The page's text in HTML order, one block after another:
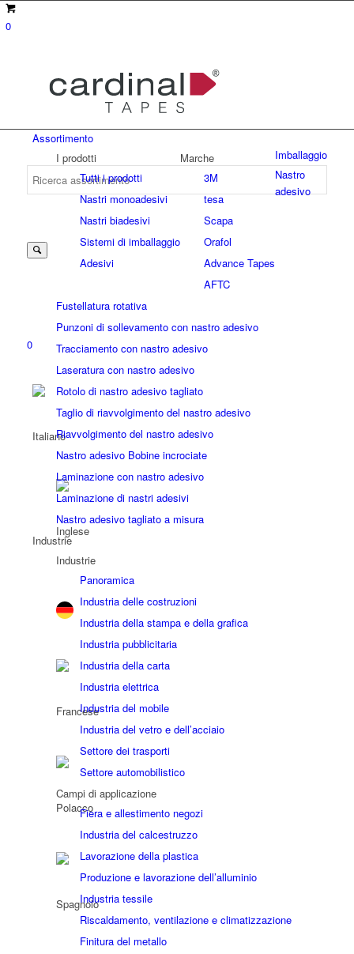
0
0
Assortimento
I prodotti
Tutti i prodotti
Nastri monoadesivi
Nastri biadesivi
Sistemi di imballaggio
Adesivi
Marche
3M
tesa
Scapa
Orafol
Advance Tapes
AFTC
Imballaggio
Nastro
adesivo
Fustellatura rotativa
Punzoni di sollevamento con nastro adesivo
Tracciamento con nastro adesivo
Laseratura con nastro adesivo
Rotolo di nastro adesivo tagliato
Taglio di riavvolgimento del nastro adesivo
Riavvolgimento del nastro adesivo
Nastro adesivo Bobine incrociate
Laminazione con nastro adesivo
Laminazione di nastri adesivi
Nastro adesivo tagliato a misura
Industrie
Industrie
Panoramica
Industria delle costruzioni
Industria della stampa e della grafica
Industria pubblicitaria
Industria della carta
Industria elettrica
Industria del mobile
Industria del vetro e dell’acciaio
Settore dei trasporti
Settore automobilistico
Campi di applicazione
Fiera e allestimento negozi
Industria del calcestruzzo
Lavorazione della plastica
Produzione e lavorazione dell’alluminio
Industria tessile
Riscaldamento, ventilazione e climatizzazione
Finitura del metallo